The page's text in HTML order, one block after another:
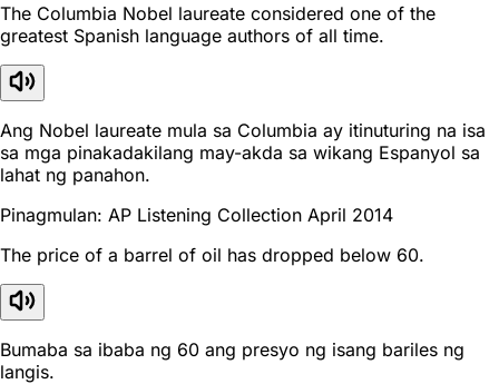
The Columbia Nobel laureate considered one of the
greatest Spanish language authors of all time.
Ang Nobel laureate mula sa Columbia ay itinuturing na isa
sa mga pinakadakilang may-akda sa wikang Espanyol sa
lahat ng panahon.
Pinagmulan: AP Listening Collection April 2014
The price of a barrel of oil has dropped below 60.
Bumaba sa ibaba ng 60 ang presyo ng isang bariles ng
langis.